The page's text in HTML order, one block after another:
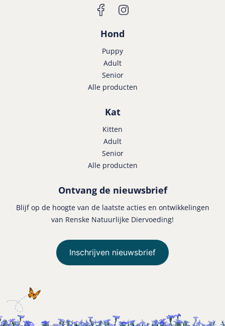
Hond
Puppy
Adult
Senior
Alle producten
Kat
Kitten
Adult
Senior
Alle producten
Ontvang de nieuwsbrief
Blijf op de hoogte van de laatste acties en ontwikkelingen
van Renske Natuurlijke Diervoeding!
Inschrijven nieuwsbrief